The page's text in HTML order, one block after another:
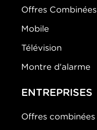
Offres Combinées
Mobile
Télévision
Montre d'alarme
ENTREPRISES
Offres combinées